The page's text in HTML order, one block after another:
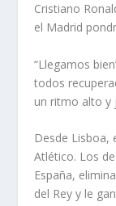
Cristiano
el Madrid
“Llegamos
todos
un ritmo alto y
Desde Lisboa,
Atlético. Los
España,
del Rey y le